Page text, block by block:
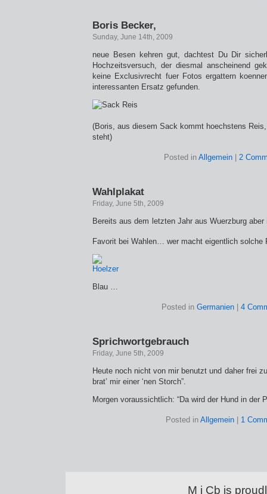
Boris Becker,
Sunday, June 14th, 2009
neue Besen kehren gut, dachtest Du Dir
Hochzeitsversuch, der diesmal anscheinend
keine Exclusivrecht fuer Fotos ergattern
interessanten Ersatz gefunden.
(Boris, aus diesem Sack kommt hoechstens
steht)
Posted in Allgemein| 2
Wahlplakat
Friday, June 5th, 2009
Bereits aus dem letzten Jahr aus Wuerzburg
Favorit bei Wahlen… wer macht eigentlich solche
Blau …
Posted in Germanien 4
Sprichwortgebrauch
Friday, June 5th, 2009
Heute noch nicht von mir benutzt und daher frei
brat’ mir einer ‘nen Storch”.
Morgen voraussichtlich: “Da wird der Hund in der
Posted in Allgemein 1
M i Cb is